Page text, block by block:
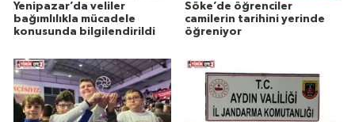
Yenipazar’da veliler
bağımlılıkla mücadele
konusunda bilgilendirildi
Söke’de öğrenciler
camilerin tarihini yerinde
öğreniyor